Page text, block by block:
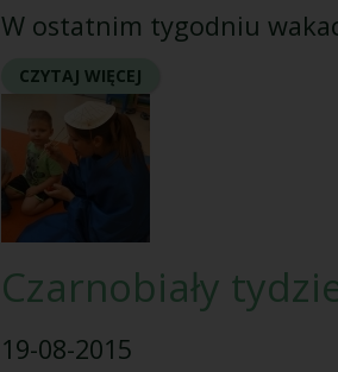
W ostatnim tygodniu
CZYTAJ WIĘCEJ
Czarnobiały
19-08-2015